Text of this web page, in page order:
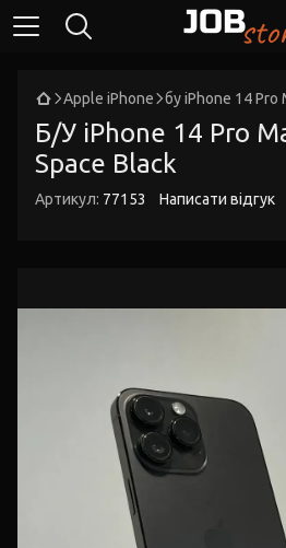
Apple iPhone бу iPhone 14 Pro
Б/У iPhone 14 Pro
Space Black
Артикул: 77153 Написати відгук